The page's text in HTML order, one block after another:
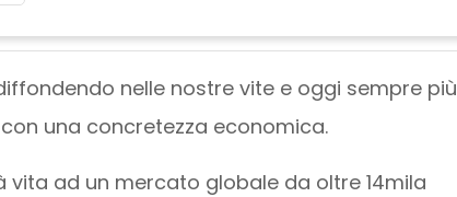
nelle nostre vite e oggi sempre più
una concretezza economica.
ad un mercato globale da oltre 14mila